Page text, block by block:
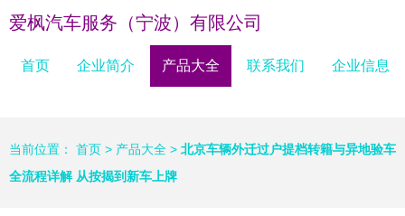
爱枫汽车服务（宁波）有限公司
首页 企业简介 产品大全 联系我们 企业信息
当前位置： 首页 > 产品大全 > 北京车辆外迁过户提档转籍与异地验车
全流程详解 从按揭到新车上牌